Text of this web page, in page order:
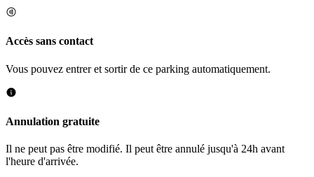
Accès sans contact
Vous pouvez entrer et sortir de ce parking automatiquement.
Annulation gratuite
Il ne peut pas être modifié. Il peut être annulé jusqu'à 24h avant
l'heure d'arrivée.